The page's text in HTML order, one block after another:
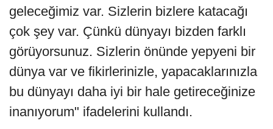
geleceğimiz var. Sizlerin bizlere katacağı
çok şey var. Çünkü dünyayı bizden farklı
görüyorsunuz. Sizlerin önünde yepyeni bir
dünya var ve fikirlerinizle, yapacaklarınızla
bu dünyayı daha iyi bir hale getireceğinize
inanıyorum" ifadelerini kullandı.